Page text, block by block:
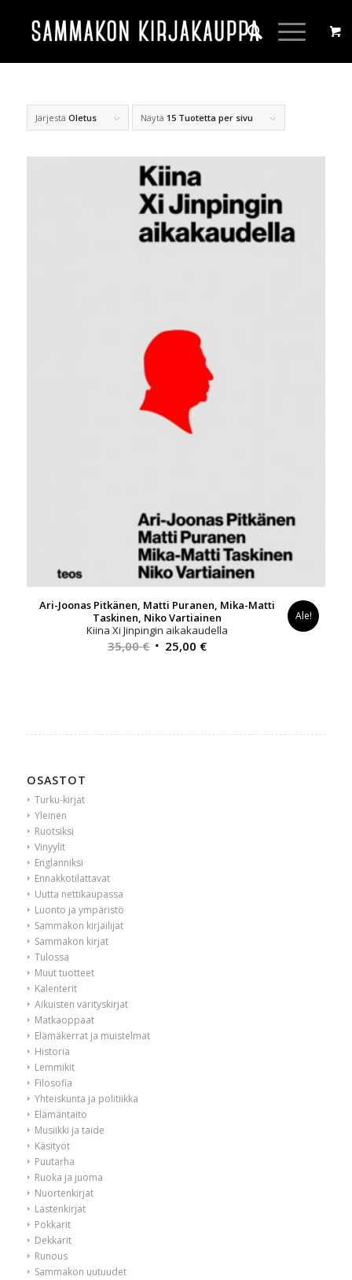
Järjestä Oletus Näytä 15 Tuotetta per sivu
Ari-Joonas Pitkänen, Matti Puranen, Mika-Matti
Taskinen, Niko Vartiainen
Kiina Xi Jinpingin aikakaudella
35,00€ Alkuperäinen
25,00 €Nykyinen
Ale!
OSASTOT
Turku-kirjat
Yleinen
Ruotsiksi
Vinyylit
Englanniksi
Ennakkotilattavat
Uutta nettikaupassa
Luonto ja ympäristö
Sammakon kirjailijat
Sammakon kirjat
Tulossa
Muut tuotteet
Kalenterit
Aikuisten värityskirjat
Matkaoppaat
Elämäkerrat ja muistelmat
Historia
Lemmikit
Filosofia
Yhteiskunta ja politiikka
Elämäntaito
Musiikki ja taide
Käsityöt
Puutarha
Ruoka ja juoma
Nuortenkirjat
Lastenkirjat
Pokkarit
Dekkarit
Runous
Sammakon uutuudet